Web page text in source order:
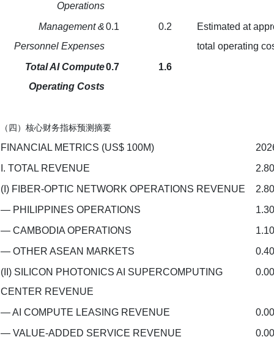
Operations
Management &
Personnel Expenses
0.1 0.2
Estimated at
total operating
Total AI Compute
Operating Costs
0.7 1.6
（四）核心财务指标预测摘要
FINANCIAL METRICS (US$ 100M)
I. TOTAL REVENUE
2.80
(I) FIBER-OPTIC NETWORK OPERATIONS REVENUE
2.80
— PHILIPPINES OPERATIONS
1.30
— CAMBODIA OPERATIONS
1.10
— OTHER ASEAN MARKETS
0.40
(II) SILICON PHOTONICS AI SUPERCOMPUTING
CENTER REVENUE
0.00
— AI COMPUTE LEASING REVENUE
0.00
— VALUE-ADDED SERVICE REVENUE
0.00